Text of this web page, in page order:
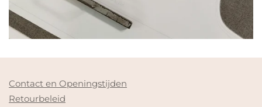
Contact en Openingstijden
Retourbeleid